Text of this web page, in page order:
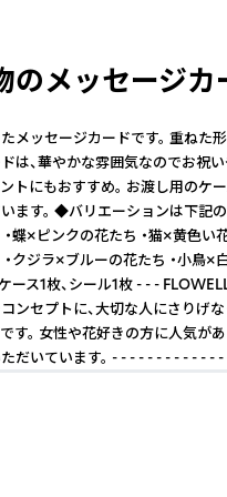
メッセージカ
メッセージカードです。 重ねた
は、華やかな雰囲気なのでお祝
トにもおすすめ。 お渡し用のケ
ます。 ◆バリエーションは下記の
蝶×ピンクの花たち ・猫×黄色い
クジラ×ブルーの花たち ・小鳥×
ース1枚、シール1枚 - - -
コンセプトに、大切な人にさり
す。 女性や花好きの方に人気が
だいています。 - - - - - - - - - - - -